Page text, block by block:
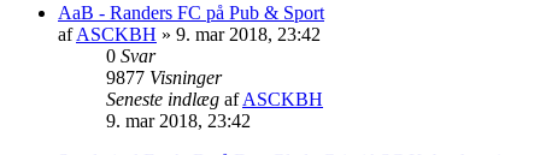
AaB - Randers FC på Pub & Sport
afASCKBH » 9. mar 2018, 23:42
0 Svar
9877 Visninger
Seneste indlæg afASCKBH
9. mar 2018, 23:42